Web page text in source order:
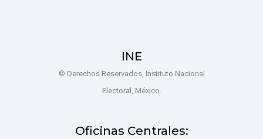
INE
© Derechos Reservados, Instituto Nacional
Electoral, México.
Oficinas Centrales: